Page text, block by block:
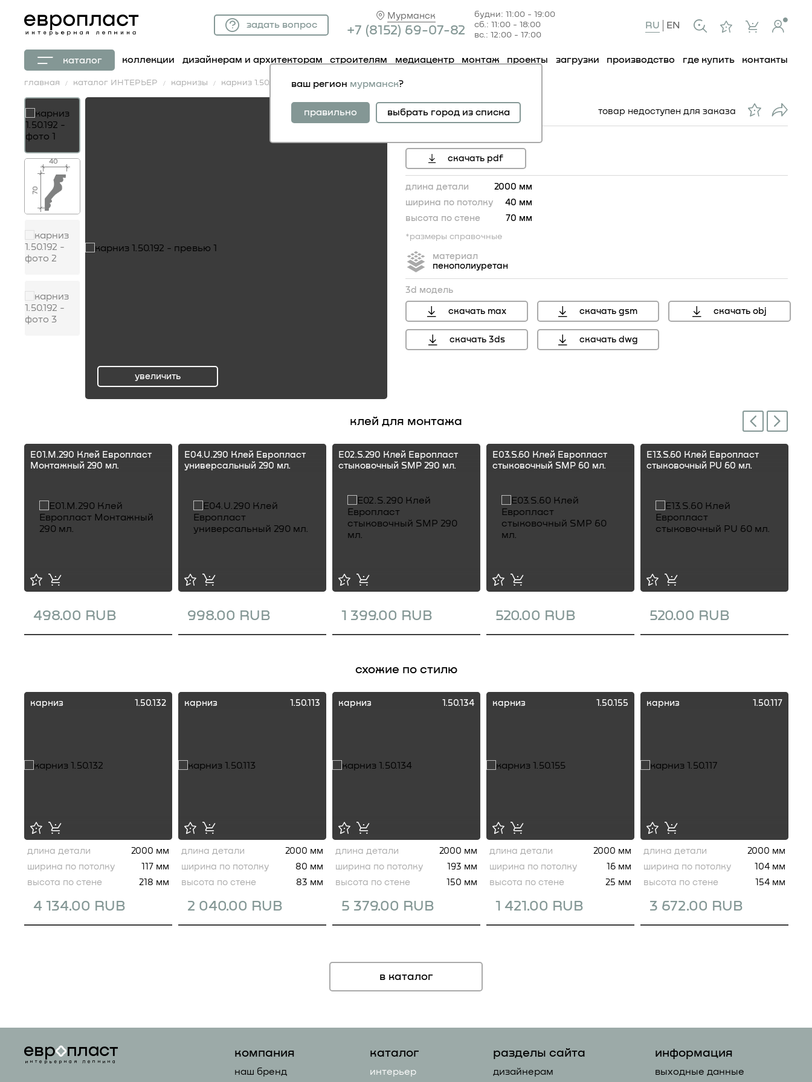
Мурманск
+7 (81 52) 69-07-82
будни: 11:00 - 19:00
сб.: 11:00 - 18:00
вс.: 12:00 - 17:00
задать вопрос RU EN
каталог коллекции дизайнерам и архитекторам строителям медиацентр монтаж проекты загрузки производство где купить контакты
ваш регион мурманск?
правильно выбрать город из списка
главная каталог ИНТЕРЬЕР карнизы карниз 1.50.192
увеличить
40
70
40
70
карниз 1.50.192 товар недоступен для заказа
скачать pdf
длина детали
2000 мм
ширина по потолку
40 мм
высота по стене
70 мм
*размеры справочные
материал
пенополиуретан
3d модель
скачать max скачать gsm скачать obj
скачать 3ds скачать dwg
клей для монтажа Previous
E01.M.290 Клей Европласт
Монтажный 290 мл.
498.00 RUB
E04.U.290 Клей Европласт
универсальный 290 мл.
998.00 RUB
E02.S.290 Клей Европласт
стыковочный SMP 290 мл.
1 399.00 RUB
E03.S.60 Клей Европласт
стыковочный SMP 60 мл.
520.00 RUB
E13.S.60 Клей Европласт
стыковочный PU 60 мл.
520.00 RUB
Next
схожие по стилю
карниз 1.50.132
4 134.00 RUB
длина детали
2000 мм
ширина по потолку
117 мм
высота по стене
218 мм
карниз 1.50.113
2 040.00 RUB
длина детали
2000 мм
ширина по потолку
80 мм
высота по стене
83 мм
карниз 1.50.134
5 379.00 RUB
длина детали
2000 мм
ширина по потолку
193 мм
высота по стене
150 мм
карниз 1.50.155
1 421.00 RUB
длина детали
2000 мм
ширина по потолку
16 мм
высота по стене
25 мм
карниз 1.50.117
3 672.00 RUB
длина детали
2000 мм
ширина по потолку
104 мм
высота по стене
154 мм
в каталог
компания
наш бренд
каталог
интерьер
разделы сайта
дизайнерам
информация
выходные данные